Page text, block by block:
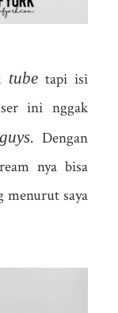
tubetapi isi
ini nggak
guys. Dengan
nya bisa
menurut saya